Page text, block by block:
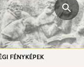
FÉNYKÉPEK